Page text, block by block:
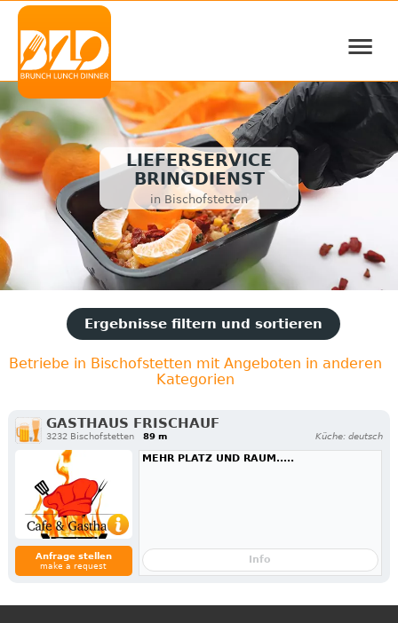
≡
LIEFERSERVICE
BRINGDIENST
in Bischofstetten
Ergebnisse filtern und sortieren
Betriebe in Bischofstetten mit Angeboten in anderen
Kategorien
GASTHAUS FRISCHAUF
3232 Bischofstetten 89 m Küche: deutsch
Anfrage stellen
make a request
MEHR PLATZ UND RAUM.....
Info